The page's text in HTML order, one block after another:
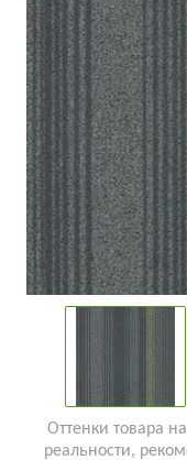
Оттенки товара
реальности,